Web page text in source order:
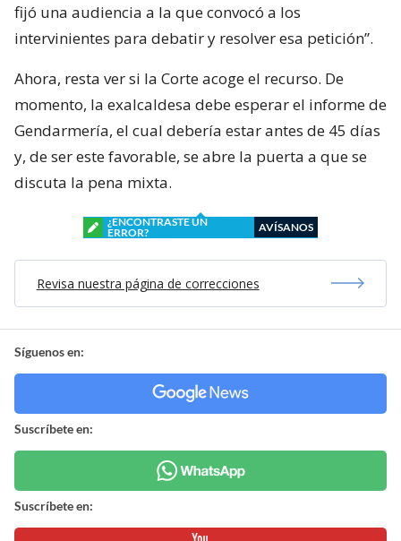
fijó una audiencia a la que convocó a los
intervinientes para debatir y resolver esa petición”.
Ahora, resta ver si la Corte acoge el recurso. De
momento, la exalcaldesa debe esperar el informe de
Gendarmería, el cual debería estar antes de 45 días
y, de ser este favorable, se abre la puerta a que se
discuta la pena mixta.
¿ENCONTRASTE UN
ERROR?
AVÍSANOS
Revisa nuestra página de correcciones
Síguenos en:
Suscríbete en:
Suscríbete en: